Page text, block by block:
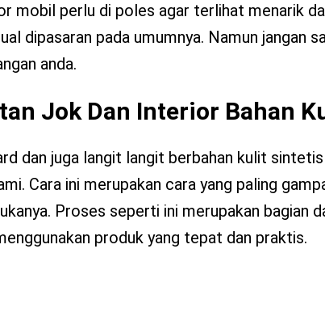
mobil perlu di poles agar terlihat menarik
dipasaran pada umumnya. Namun jangan
anda.
Jok Dan Interior Bahan
dan juga langit langit berbahan kulit
Cara ini merupakan cara yang paling
Proses seperti ini merupakan bagian
produk yang tepat dan praktis.